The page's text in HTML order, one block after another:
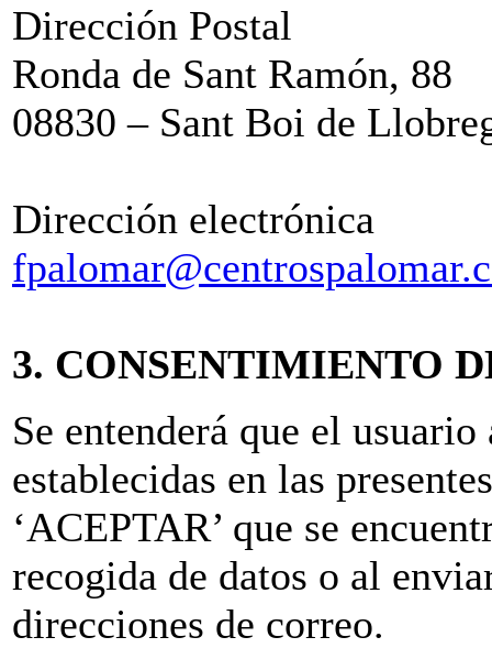
Dirección Postal
Ronda de Sant Ramón, 88
08830 – Sant Boi de
Dirección electrónica
3. CONSENTIMIENTO
Se entenderá que el
establecidas en las
‘ACEPTAR’ que se
recogida de datos o al
direcciones de correo.